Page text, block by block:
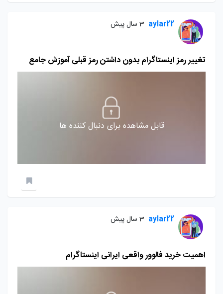
aylar22 3 سال پیش
تغییر رمز اینستاگرام بدون داشتن رمز قبلی آموزش جامع
قابل مشاهده برای دنبال کننده ها
aylar22 3 سال پیش
اهمیت خرید فالوور واقعی ایرانی اینستاگرام